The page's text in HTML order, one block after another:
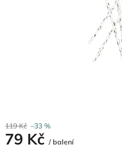
119 Kč –33 %
79 Kč / balení